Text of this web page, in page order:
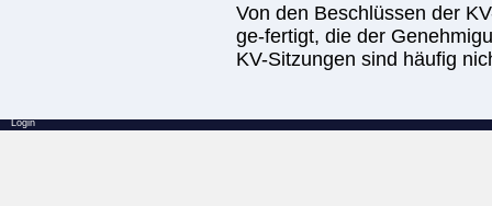
Von den Beschlüssen der
ge-fertigt, die der
KV-Sitzungen sind häufig
Login